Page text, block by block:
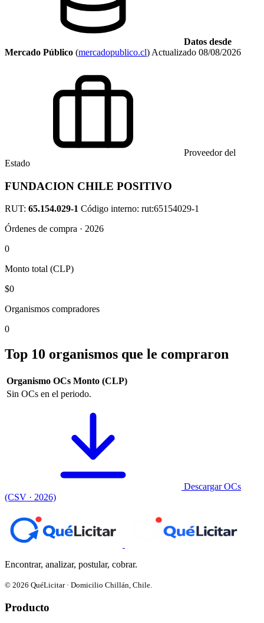
Datos desde
Mercado Público (mercadopublico.cl) Actualizado 08/08/2026
Proveedor del
Estado
FUNDACION CHILE POSITIVO
RUT: 65.154.029-1 Código interno: rut:65154029-1
Órdenes de compra · 2026
0
Monto total (CLP)
$0
Organismos compradores
0
Top 10 organismos que le compraron
Organismo OCs Monto (CLP)
Sin OCs en el periodo.
Descargar OCs
(CSV · 2026)
Encontrar, analizar, postular, cobrar.
© 2026 QuéLicitar · Domicilio Chillán, Chile.
Producto